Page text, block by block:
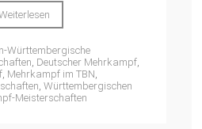
Württembergische
Deutscher Mehrkampf
, Mehrkampf im TBN
,Württembergischen
Meisterschaften